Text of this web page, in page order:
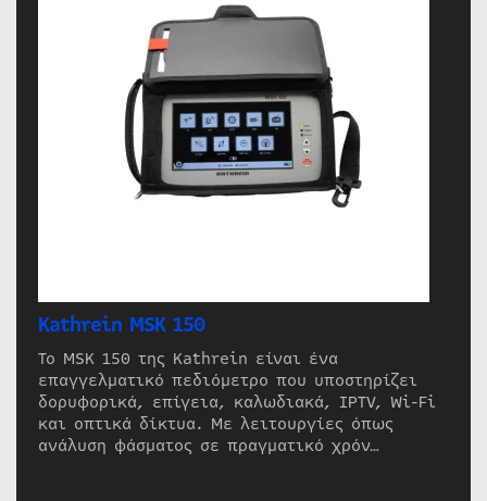
Kathrein MSK 150
Το MSK 150 της Kathrein είναι ένα
επαγγελματικό πεδιόμετρο που υποστηρίζει
δορυφορικά, επίγεια, καλωδιακά, IPTV, Wi-Fi
και οπτικά δίκτυα. Με λειτουργίες όπως
ανάλυση φάσματος σε πραγματικό χρόν…